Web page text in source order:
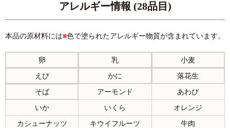
アレルギー情報 (28品目)
本品の原材料には■色で塗られたアレルギー物質が含まれています。
卵 乳
小麦
えび
かに
落花生
そば
アーモンド
あわび
いか
いくら
オレンジ
カシューナッツ
キウイフルーツ
牛肉